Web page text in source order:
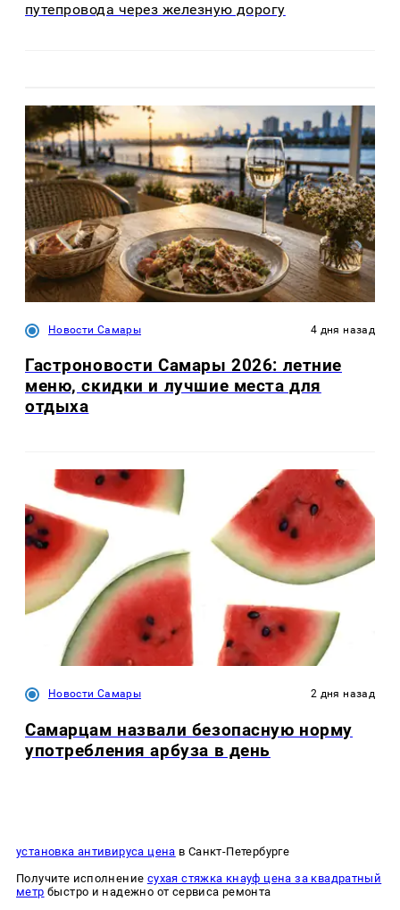
путепровода через железную дорогу
Новости Самары 4 дня назад
Гастроновости Самары 2026: летние
меню, скидки и лучшие места для
отдыха
Новости Самары 2 дня назад
Самарцам назвали безопасную норму
употребления арбуза в день
установка антивируса цена в Санкт-Петербурге
Получите исполнение сухая стяжка кнауф цена за квадратный
метр быстро и надежно от сервиса ремонта